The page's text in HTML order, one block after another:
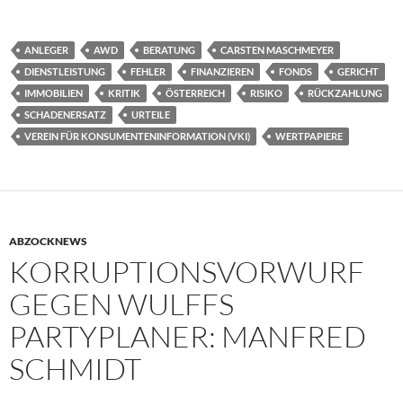
ANLEGER AWD BERATUNG
CARSTEN MASCHMEYER
DIENSTLEISTUNG
FEHLER FINANZIEREN FONDS
GERICHT
IMMOBILIEN
KRITIK ÖSTERREICH RISIKO
RÜCKZAHLUNG
SCHADENERSATZ
URTEILE
VEREIN FÜR KONSUMENTENINFORMATION (VKI)
WERTPAPIERE
ABZOCKNEWS
KORRUPTIONSVORWURF
GEGEN WULFFS
PARTYPLANER: MANFRED
SCHMIDT